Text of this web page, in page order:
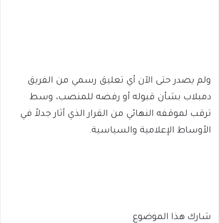
ولم يصدر حتى الآن أي تعليق رسمي من الفريق
دمبلاب بشأن قبوله أو رفضه للمنصب، وسط
ترقب لموقفه النهائي من القرار الذي أثار جدلاً في
الأوساط الإعلامية والسياسية.
شارك هذا الموضوع